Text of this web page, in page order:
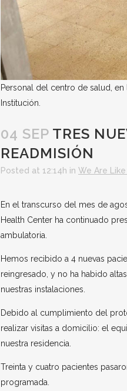
Personal del centro de salud,
Institución.
04 SEP TRES
READMISIÓN
Posted at 12:14h in We Are Like
En el transcurso del mes de
Health Center ha continuado
ambulatoria.
Hemos recibido a 4 nuevas
reingresado, y no ha habido
nuestras instalaciones.
Debido al cumplimiento del
realizar visitas a domicilio: el
nuestra residencia.
Treinta y cuatro pacientes
programada.